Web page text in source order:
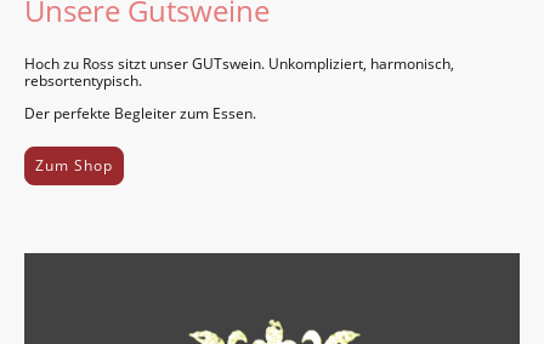
Unsere Gutsweine
Hoch zu Ross sitzt unser GUTswein. Unkom­pliziert, har­monisch,
rebsor­ten­typisch.
Der perfekte Be­gleiter zum Essen.
Zum Shop